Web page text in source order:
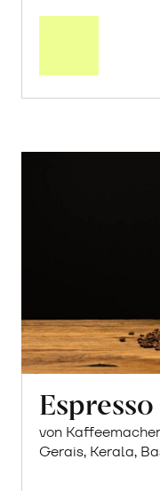
von
Gerais, Kerala,